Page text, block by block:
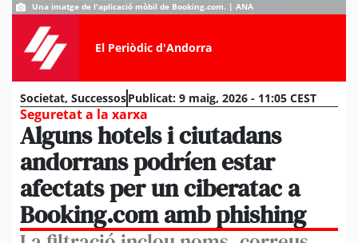
Una imatge de l'aplicació mòbil de Booking.com. | ANA
El Periòdic d'Andorra
Societat, SuccessosPublicat: 9 maig, 2026 - 11:05 CEST
Seguretat a la xarxa
Alguns hotels i ciutadans
andorrans podríen estar
afectats per un ciberatac a
Booking.com amb phishing